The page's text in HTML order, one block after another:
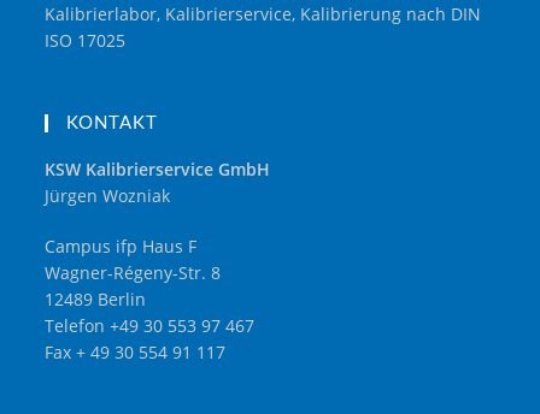
Kalibrierlabor, Kalibrierservice, Kalibrierung nach DIN
ISO 17025
KONTAKT
KSW Kalibrierservice GmbH
Jürgen Wozniak
Campus ifp Haus F
Wagner-Régeny-Str. 8
12489 Berlin
Telefon +49 30 553 97 467
Fax + 49 30 554 91 117